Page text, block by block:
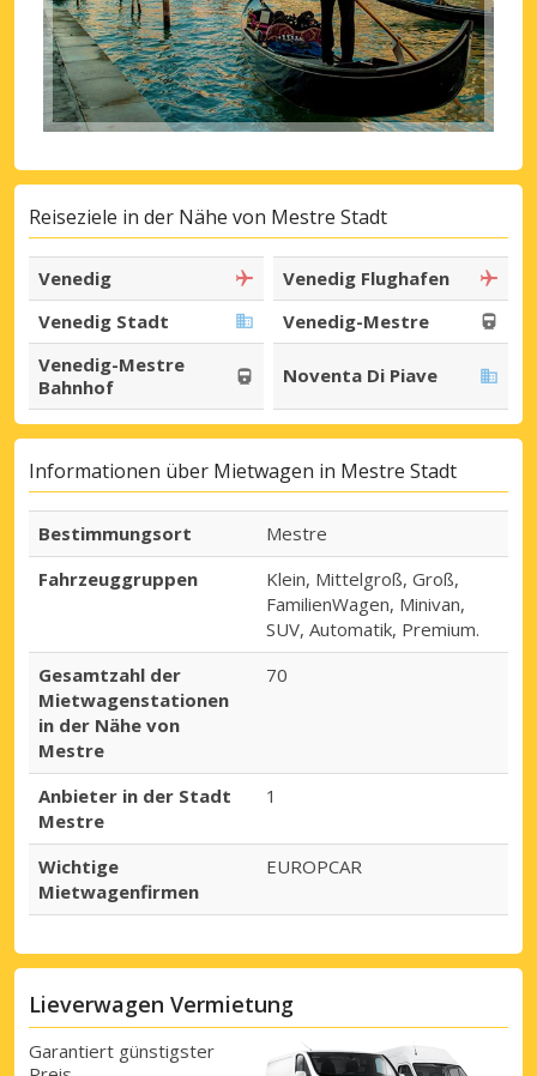
Reiseziele in der Nähe von Mestre Stadt
Venedig
Venedig Flughafen
Venedig Stadt
Venedig-Mestre
Venedig-Mestre
Bahnhof
Noventa Di Piave
Informationen über Mietwagen in Mestre Stadt
Bestimmungsort
Mestre
Fahrzeuggruppen
Klein, Mittelgroß, Groß,
FamilienWagen, Minivan,
SUV, Automatik, Premium.
Gesamtzahl der
Mietwagenstationen
in der Nähe von
Mestre
70
Anbieter in der Stadt
Mestre
1
Wichtige
Mietwagenfirmen
EUROPCAR
Lieverwagen Vermietung
Garantiert günstigster